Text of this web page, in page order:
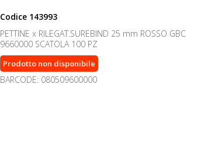
Codice 143993
PETTINE x RILEGAT.SUREBIND 25 mm ROSSO GBC
9660000 SCATOLA 100 PZ
Prodotto non disponibile
BARCODE: 080509600000